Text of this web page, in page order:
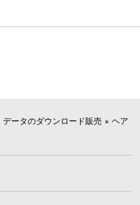
データのダウンロード販売 » ヘア